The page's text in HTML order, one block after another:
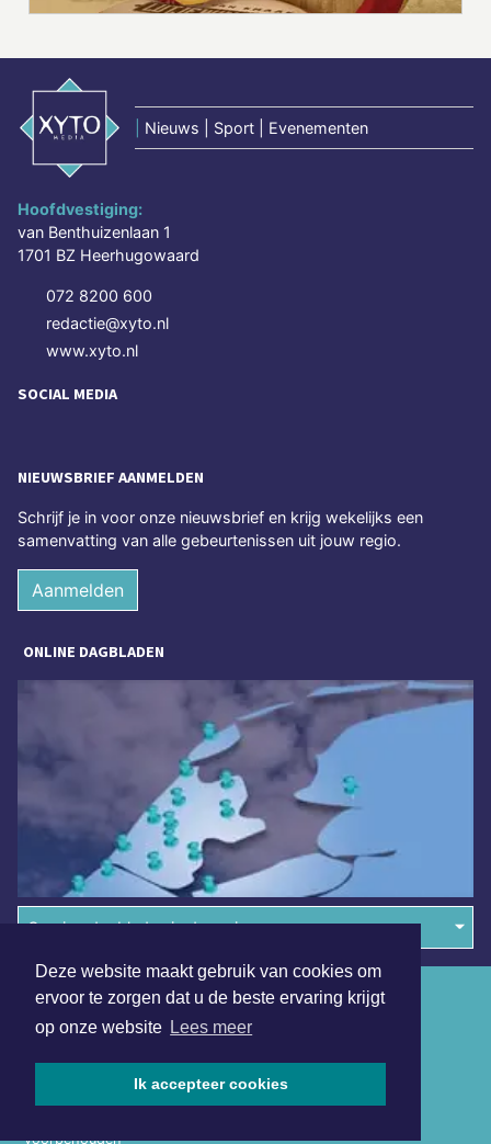
Deze website maakt gebruik van cookies om
ervoor te zorgen dat u de beste ervaring krijgt
op onze website Lees meer
Ik accepteer cookies
Nieuws | Sport | Evenementen
Hoofdvestiging:
van Benthuizenlaan 1
1701 BZ Heerhugowaard
072 8200 600
redactie@xyto.nl
www.xyto.nl
SOCIAL MEDIA
NIEUWSBRIEF AANMELDEN
Schrijf je in voor onze nieuwsbrief en krijg wekelijks een
samenvatting van alle gebeurtenissen uit jouw regio.
Aanmelden
ONLINE DAGBLADEN
Overige dagbladen in de regio
voorbehouden
Algemene voorwaarden
Disclaimer